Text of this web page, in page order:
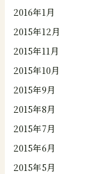
2016年1月
2015年12月
2015年11月
2015年10月
2015年9月
2015年8月
2015年7月
2015年6月
2015年5月